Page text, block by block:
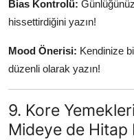
Bias Kontrolü:
hissettirdiğini yazın!
Mood Önerisi: Kendinize
düzenli olarak yazın!
9. Kore
Mideye de Hitap